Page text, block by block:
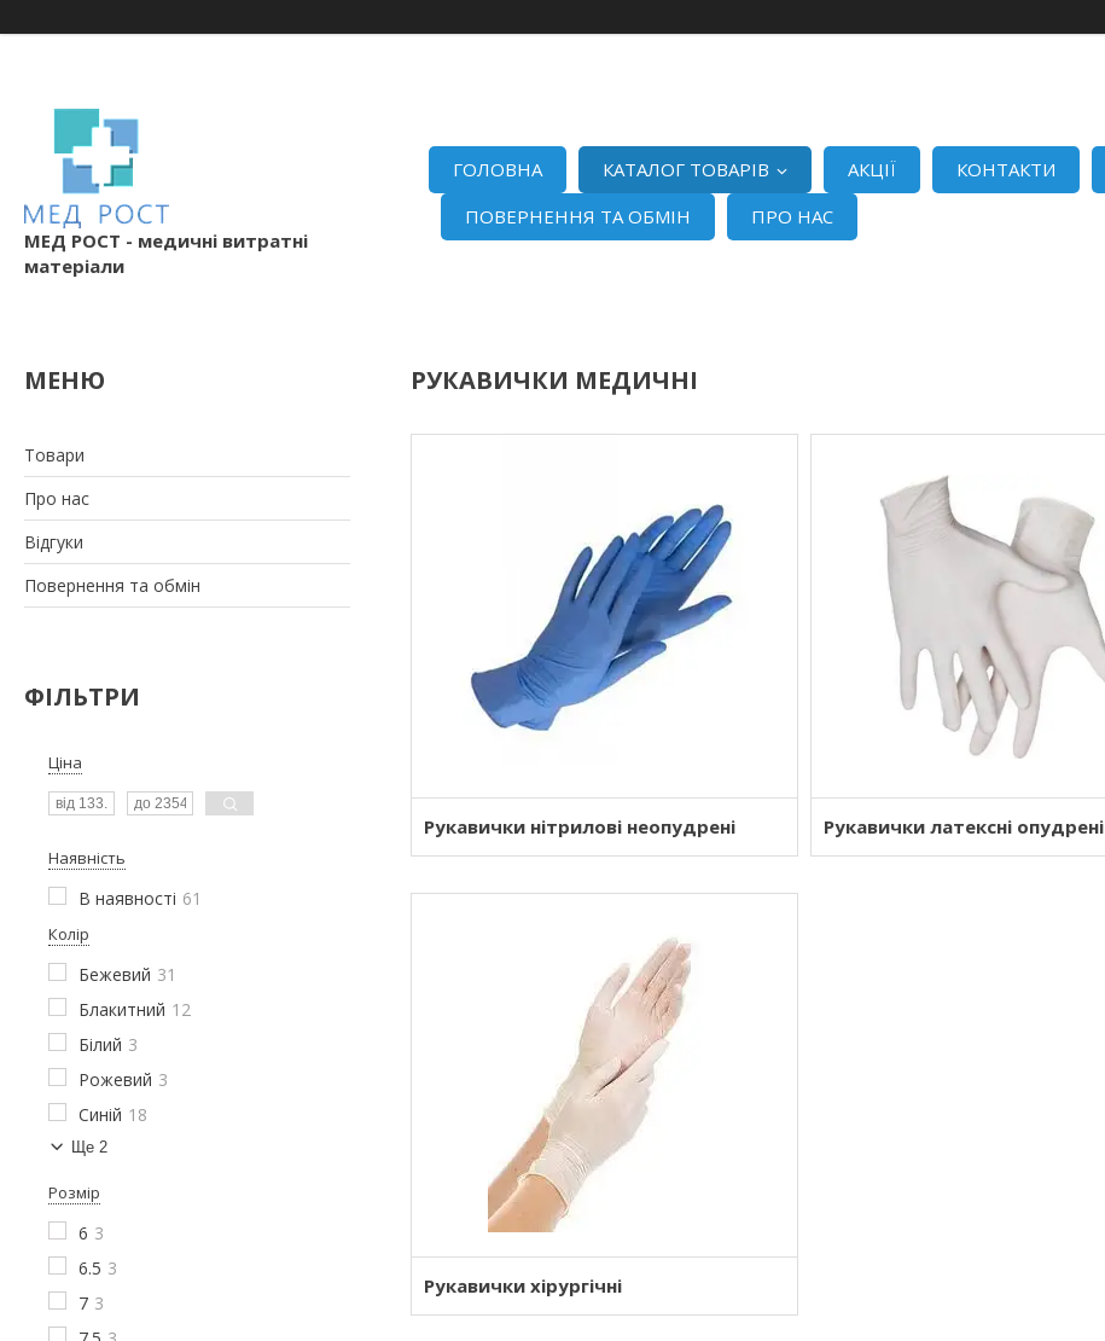
МЕД РОСТ - медичні витратні
матеріали
ГОЛОВНА КАТАЛОГ ТОВАРІВ АКЦІЇ КОНТАКТИ
ПОВЕРНЕННЯ ТА ОБМІН
ПРО НАС
Товари
Про нас
Відгуки
Повернення та обмін
ФІЛЬТРИ
Ціна
Наявність
В наявності 61
Колір
Бежевий 31
Блакитний 12
Білий 3
Рожевий 3
Синій 18
Ще 2
Розмір
6 3
6.5 3
7 3
РУКАВИЧКИ МЕДИЧНІ
Рукавички нітрилові неопудрені Рукавички латексні опудрені
Рукавички хірургічні